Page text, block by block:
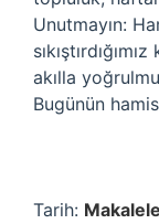
Unutmayın:
akılla
Bugünün
Tarih: